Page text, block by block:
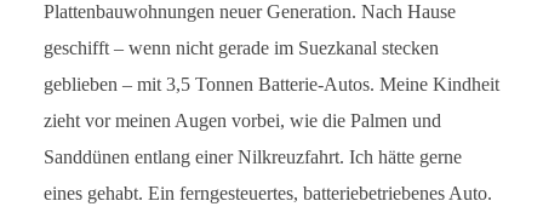
Plattenbauwohnungen neuer Generation. Nach Hause
geschifft – wenn nicht gerade im Suezkanal stecken
geblieben – mit 3,5 Tonnen Batterie-Autos. Meine Kindheit
zieht vor meinen Augen vorbei, wie die Palmen und
Sanddünen entlang einer Nilkreuzfahrt. Ich hätte gerne
eines gehabt. Ein ferngesteuertes, batteriebetriebenes Auto.